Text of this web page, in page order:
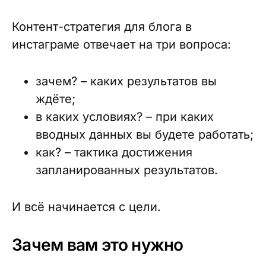
Контент-стратегия для блога в
инстаграме отвечает на три вопроса:
зачем? – каких результатов вы
ждёте;
в каких условиях? – при каких
вводных данных вы будете работать;
как? – тактика достижения
запланированных результатов.
И всё начинается с цели.
Зачем вам это нужно